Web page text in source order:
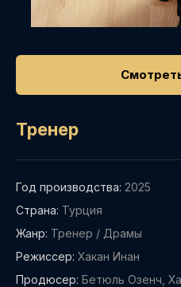
Тренер
Год производства: 2025
Страна: Турция
Жанр: Тренер / Драмы
Режиссер: Хакан Инан
Продюсер: Бетюль Озенч,